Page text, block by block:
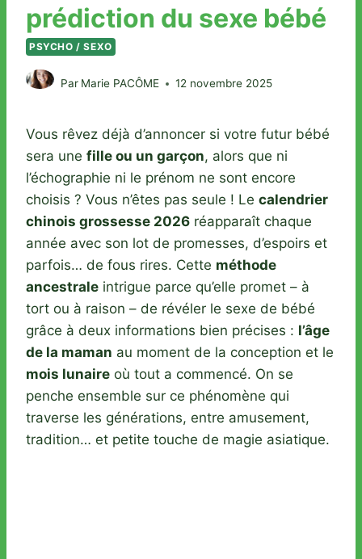
prédiction du sexe bébé
PSYCHO / SEXO
Par Marie PACÔME 12 novembre 2025
Vous rêvez déjà d’annoncer si votre futur bébé
sera une fille ou un garçon, alors que ni
l’échographie ni le prénom ne sont encore
choisis ? Vous n’êtes pas seule ! Le calendrier
chinois grossesse 2026 réapparaît chaque
année avec son lot de promesses, d’espoirs et
parfois… de fous rires. Cette méthode
ancestrale intrigue parce qu’elle promet – à
tort ou à raison – de révéler le sexe de bébé
grâce à deux informations bien précises : l’âge
de la maman au moment de la conception et le
mois lunaire où tout a commencé. On se
penche ensemble sur ce phénomène qui
traverse les générations, entre amusement,
tradition… et petite touche de magie asiatique.